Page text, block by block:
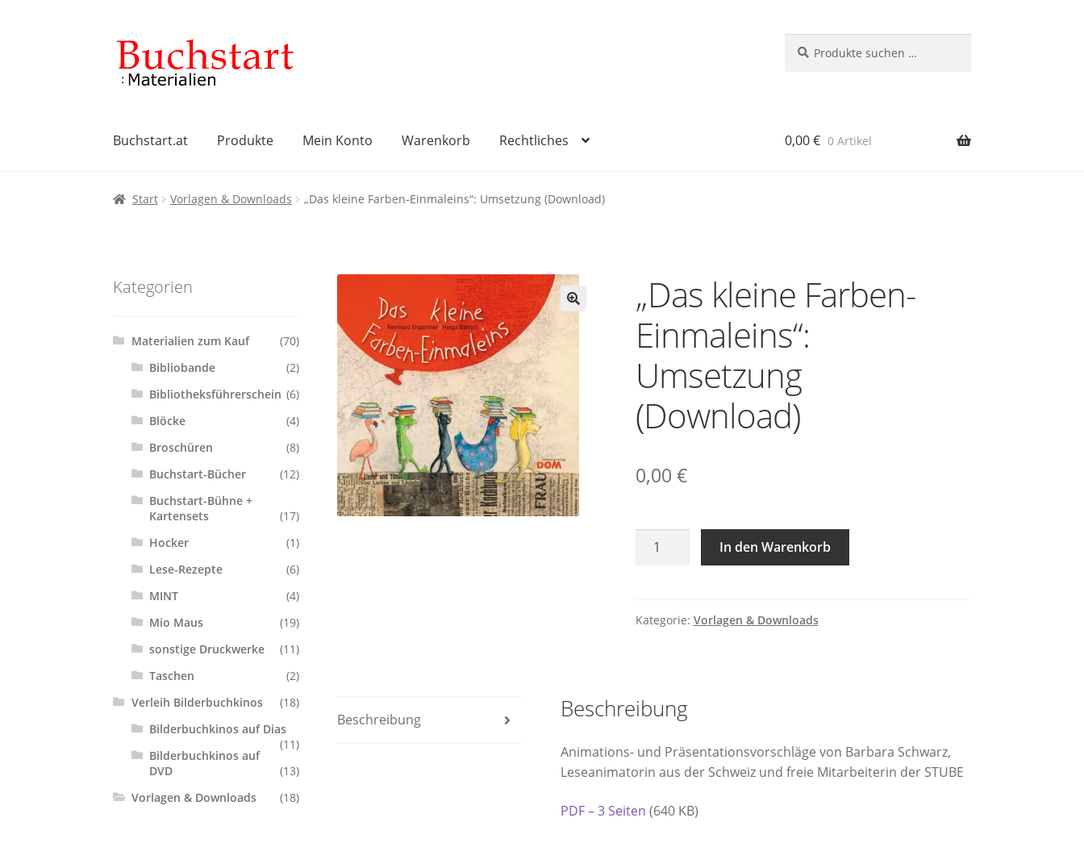
Zur
Navigation
springen
Zum
Inhalt
springen
nach:
Buchstart.at Produkte Mein Konto Warenkorb Rechtliches
Start AGB DatenschutzbelehrungImpressum Kasse Mein Konto Rechtliches Versandkosten
0,00€ 0 Artikel
Start Vorlagen & Downloads „Das kleine Farben-Einmaleins“: Umsetzung (Download)
🔍
„Das kleine Farben-
Einmaleins“:
Umsetzung
(Download)
0,00 €
"Das
Umsetzung
In den Warenkorb
Kategorie: Vorlagen & Downloads
Beschreibung Beschreibung
Animations- und Präsentationsvorschläge von Barbara Schwarz,
Leseanimatorin aus der Schweiz und freie Mitarbeiterin der STUBE
PDF – 3 Seiten (640 KB)
Kategorien
Materialien zum Kauf
(70)
Bibliobande
(2)
Bibliotheksführerschein (6)
Blöcke
(4)
Broschüren
(8)
Buchstart-Bücher
(12)
Buchstart-Bühne +
Kartensets
(17)
Hocker
(1)
Lese-Rezepte
(6)
MINT
(4)
Mio Maus
(19)
sonstige Druckwerke
(11)
Taschen
(2)
Verleih Bilderbuchkinos
(18)
Bilderbuchkinos auf Dias
(11)
Bilderbuchkinos auf
DVD
(13)
Vorlagen & Downloads
(18)